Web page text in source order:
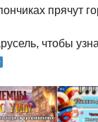
прячут
чтобы